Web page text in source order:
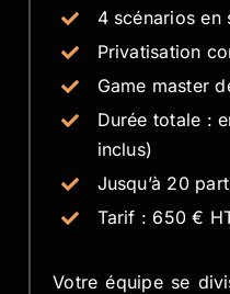
4 scénarios en
Privatisation
Game master
Durée totale :
inclus)
Jusqu’à 20
Tarif : 650 €
Votre équipe se